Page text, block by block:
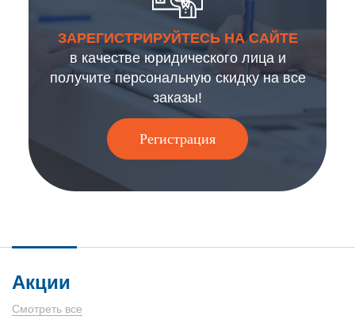
ЗАРЕГИСТРИРУЙТЕСЬ НА САЙТЕ
в качестве юридического лица и
получите персональную скидку на все
заказы!
Регистрация
Акции
Смотреть все